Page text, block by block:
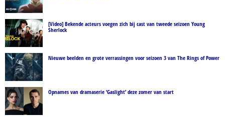
[Video] Bekende acteurs voegen zich bij cast van tweede seizoen Young
Sherlock
Nieuwe beelden en grote verrassingen voor seizoen 3 van The Rings of Power
Opnames van dramaserie ‘Gaslight’ deze zomer van start